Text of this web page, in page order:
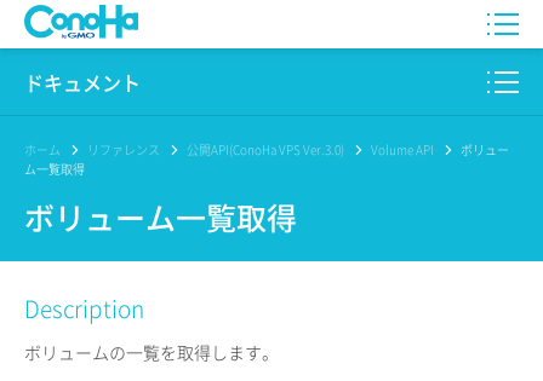
WING
Pencil
サービス一覧
ドキュメント
このサイトについて
プロダクト
リファレンス
リリースノート
ホーム リファレンス 公開API(ConoHa VPS Ver.3.0) Volume API
ボリュー
ム一覧取得
ボリューム一覧取得
Description
ボリュームの一覧を取得します。